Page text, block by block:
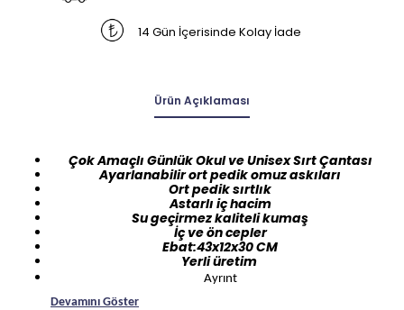
14 Gün İçerisinde Kolay İade
Ürün Açıklaması
Çok Amaçlı Günlük Okul ve Unisex Sırt Çantası
Ayarlanabilir ort pedik omuz askıları
Ort pedik sırtlık
Astarlı iç hacim
Su geçirmez kaliteli kumaş
İç ve ön cepler
Ebat:43x12x30 CM
Yerli üretim
Ayrınt
Devamını Göster